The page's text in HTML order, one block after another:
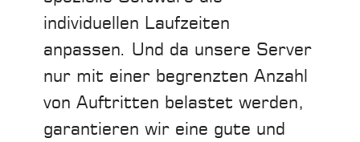
individuellen Laufzeiten
anpassen. Und da unsere Server
nur mit einer begrenzten Anzahl
von Auftritten belastet werden,
garantieren wir eine gute und